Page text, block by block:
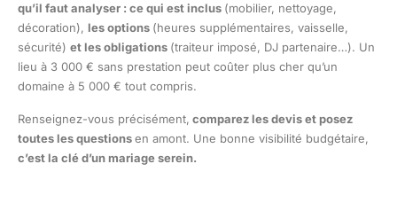
qu’il faut analyser : ce qui est inclus (mobilier, nettoyage,
décoration), les options (heures supplémentaires, vaisselle,
sécurité) et les obligations (traiteur imposé, DJ partenaire…). Un
lieu à 3 000 € sans prestation peut coûter plus cher qu’un
domaine à 5 000 € tout compris.
Renseignez-vous précisément, comparez les devis et posez
toutes les questionsen amont. Une bonne visibilité budgétaire,
c’est la clé d’un mariage serein.